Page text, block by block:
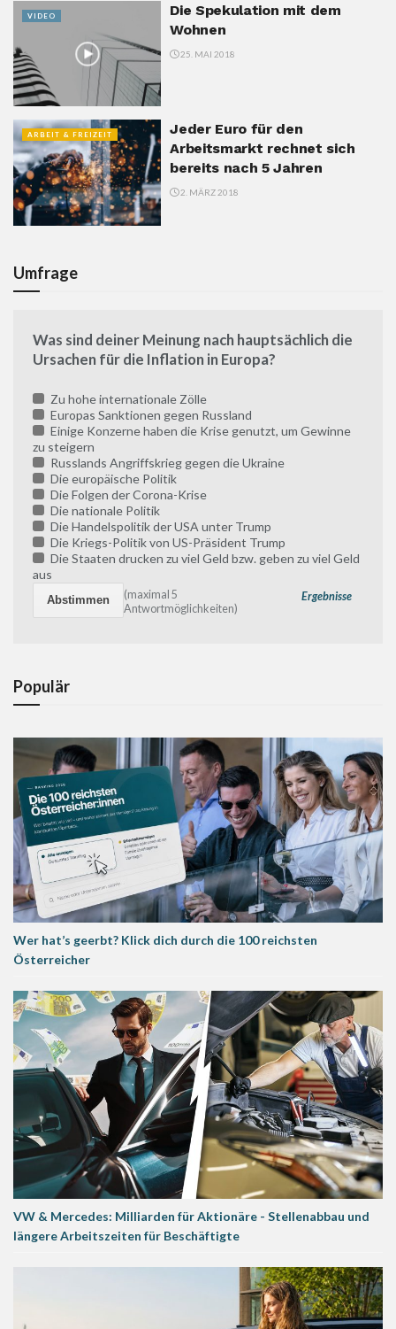
VIDEO
Die Spekulation mit dem
Wohnen
25. MAI 2018
ARBEIT & FREIZEIT
Jeder Euro für den
Arbeitsmarkt rechnet sich
bereits nach 5 Jahren
2. MÄRZ 2018
Umfrage
Was sind deiner Meinung nach hauptsächlich die
Ursachen für die Inflation in Europa?
Zu hohe internationale Zölle
Europas Sanktionen gegen Russland
Einige Konzerne haben die Krise genutzt, um Gewinne
zu steigern
Russlands Angriffskrieg gegen die Ukraine
Die europäische Politik
Die Folgen der Corona-Krise
Die nationale Politik
Die Handelspolitik der USA unter Trump
Die Kriegs-Politik von US-Präsident Trump
Die Staaten drucken zu viel Geld bzw. geben zu viel Geld
aus
Ergebnisse
(maximal 5
Antwortmöglichkeiten)
Populär
Wer hat’s geerbt? Klick dich durch die 100 reichsten
Österreicher
VW & Mercedes: Milliarden für Aktionäre - Stellenabbau und
längere Arbeitszeiten für Beschäftigte